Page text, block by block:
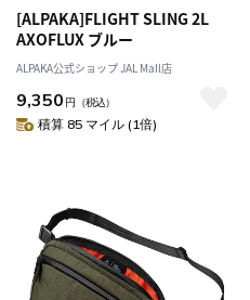
[ALPAKA]FLIGHT SLING 2L
AXOFLUX ブルー
ALPAKA公式ショップ JAL Mall店
9,350 円 （税込）
積算 85 マイル (1倍)